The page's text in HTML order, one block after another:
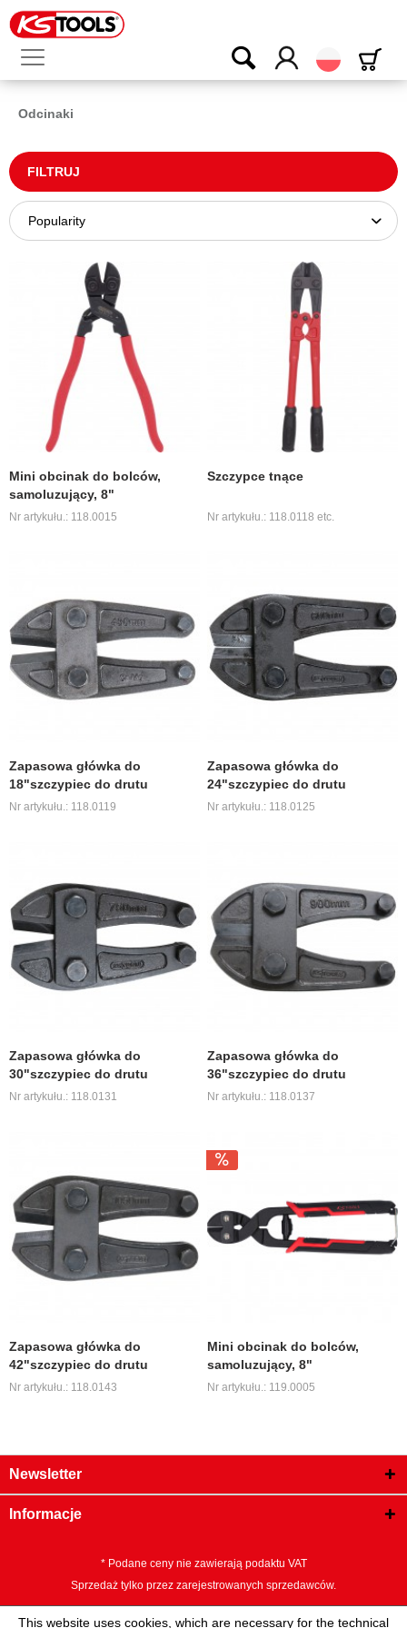
Polski
Odcinaki
FILTRUJ
Mini obcinak do bolców,
samoluzujący, 8"
Nr artykułu.: 118.0015
Szczypce tnące
Nr artykułu.: 118.0118 etc.
Zapasowa główka do
18"szczypiec do drutu
Nr artykułu.: 118.0119
Zapasowa główka do
24"szczypiec do drutu
Nr artykułu.: 118.0125
Zapasowa główka do
30"szczypiec do drutu
Nr artykułu.: 118.0131
Zapasowa główka do
36"szczypiec do drutu
Nr artykułu.: 118.0137
Zapasowa główka do
42"szczypiec do drutu
Nr artykułu.: 118.0143
Mini obcinak do bolców,
samoluzujący, 8"
Nr artykułu.: 119.0005
Newsletter
Informacje
* Podane ceny nie zawierają podaktu VAT
Sprzedaż tylko przez zarejestrowanych sprzedawców.
This website uses cookies, which are necessary for the technical